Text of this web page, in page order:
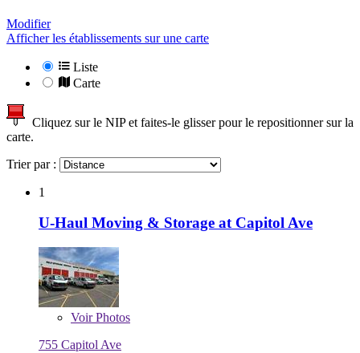
Modifier
Afficher les établissements sur une carte
Liste
Carte
Cliquez sur le NIP et faites-le glisser pour le repositionner sur la
carte.
Trier par :
1
U-Haul Moving & Storage at Capitol Ave
VoirPhotos
755 Capitol Ave